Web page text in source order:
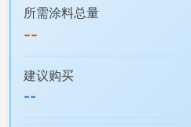
所需涂料总量
--
建议购买
--